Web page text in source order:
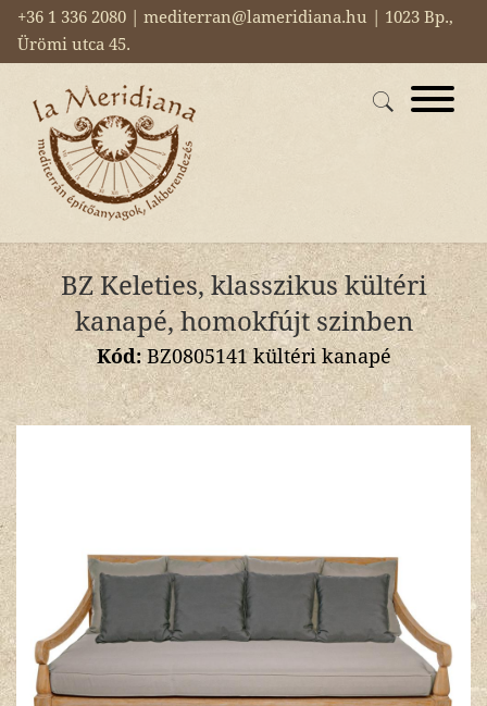
+36 1 336 2080 | mediterran@lameridiana.hu | 1023 Bp.,
Ürömi utca 45.
BZ Keleties, klasszikus kültéri
kanapé, homokfújt szinben
Kód:BZ0805141 kültéri kanapé